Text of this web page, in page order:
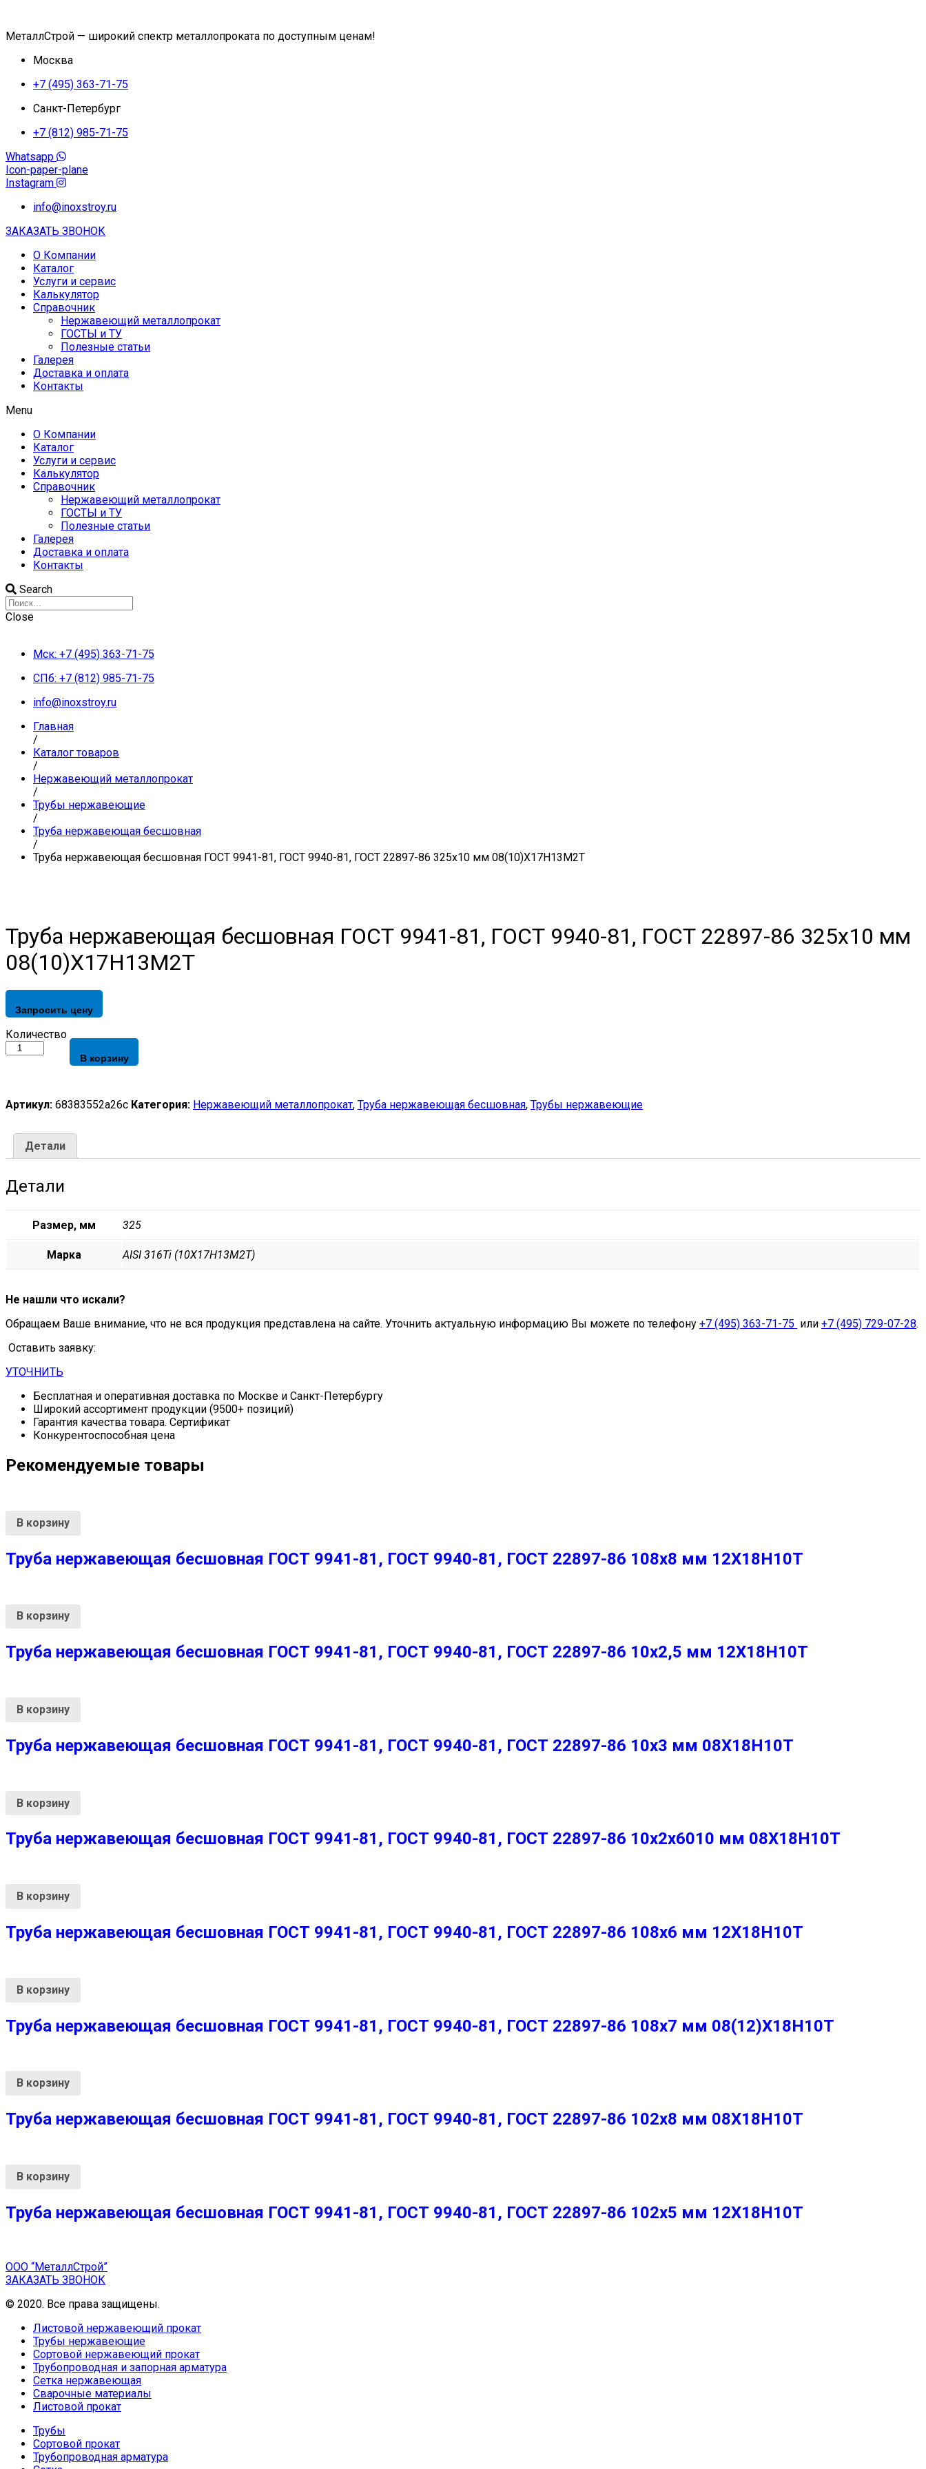
МеталлСтрой — широкий спектр металлопроката по доступным ценам!
Москва
+7 (495) 363-71-75
Санкт-Петербург
+7 (812) 985-71-75
Whatsapp
Icon-paper-plane
Instagram
info@inoxstroy.ru
ЗАКАЗАТЬ ЗВОНОК
О Компании
Каталог
Услуги и сервис
Калькулятор
Справочник
Нержавеющий металлопрокат
ГОСТЫ и ТУ
Полезные статьи
Галерея
Доставка и оплата
Контакты
Menu
О Компании
Каталог
Услуги и сервис
Калькулятор
Справочник
Нержавеющий металлопрокат
ГОСТЫ и ТУ
Полезные статьи
Галерея
Доставка и оплата
Контакты
Search
Close
Мск: +7 (495) 363-71-75
СПб: +7 (812) 985-71-75
info@inoxstroy.ru
Главная
/
Каталог товаров
/
Нержавеющий металлопрокат
/
Трубы нержавеющие
/
Труба нержавеющая бесшовная
/
Труба нержавеющая бесшовная ГОСТ 9941-81, ГОСТ 9940-81, ГОСТ 22897-86 325х10 мм 08(10)Х17Н13М2Т
Труба нержавеющая бесшовная ГОСТ 9941-81, ГОСТ 9940-81, ГОСТ 22897-86 325х10 мм
08(10)Х17Н13М2Т
Запросить цену
Труба
нержавеющая
81,
ГОСТ
81,
ГОСТ
86
325х10
quantity
Количество
В корзину
Артикул: 68383552a26c Категория: Нержавеющий металлопрокат, Труба нержавеющая бесшовная, Трубы нержавеющие
Детали
Детали
Размер, мм 325
Марка AISI 316Ti (10Х17Н13М2Т)
Не нашли что искали?
Обращаем Ваше внимание, что не вся продукция представлена на сайте. Уточнить актуальную информацию Вы можете по телефону +7 (495) 363-71-75 или +7 (495) 729-07-28.
Оставить заявку:
УТОЧНИТЬ
Бесплатная и оперативная доставка по Москве и Санкт-Петербургу
Широкий ассортимент продукции (9500+ позиций)
Гарантия качества товара. Сертификат
Конкурентоспособная цена
Рекомендуемые товары
В корзину
Труба нержавеющая бесшовная ГОСТ 9941-81, ГОСТ 9940-81, ГОСТ 22897-86 108х8 мм 12Х18Н10Т
В корзину
Труба нержавеющая бесшовная ГОСТ 9941-81, ГОСТ 9940-81, ГОСТ 22897-86 10х2,5 мм 12Х18Н10Т
В корзину
Труба нержавеющая бесшовная ГОСТ 9941-81, ГОСТ 9940-81, ГОСТ 22897-86 10х3 мм 08Х18Н10Т
В корзину
Труба нержавеющая бесшовная ГОСТ 9941-81, ГОСТ 9940-81, ГОСТ 22897-86 10х2х6010 мм 08Х18Н10Т
В корзину
Труба нержавеющая бесшовная ГОСТ 9941-81, ГОСТ 9940-81, ГОСТ 22897-86 108х6 мм 12Х18Н10Т
В корзину
Труба нержавеющая бесшовная ГОСТ 9941-81, ГОСТ 9940-81, ГОСТ 22897-86 108х7 мм 08(12)Х18Н10Т
В корзину
Труба нержавеющая бесшовная ГОСТ 9941-81, ГОСТ 9940-81, ГОСТ 22897-86 102х8 мм 08Х18Н10Т
В корзину
Труба нержавеющая бесшовная ГОСТ 9941-81, ГОСТ 9940-81, ГОСТ 22897-86 102х5 мм 12Х18Н10Т
ООО “МеталлСтрой”
ЗАКАЗАТЬ ЗВОНОК
© 2020. Все права защищены.
Листовой нержавеющий прокат
Трубы нержавеющие
Сортовой нержавеющий прокат
Трубопроводная и запорная арматура
Сетка нержавеющая
Сварочные материалы
Листовой прокат
Трубы
Сортовой прокат
Трубопроводная арматура